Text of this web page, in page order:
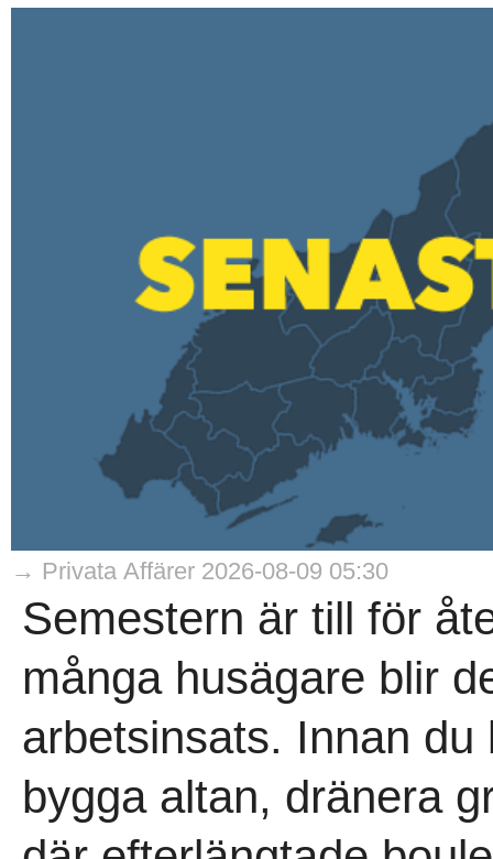
→ Privata Affärer 2026-08-09 05:30
Semestern är till för
många husägare blir
arbetsinsats. Innan
bygga altan, dränera